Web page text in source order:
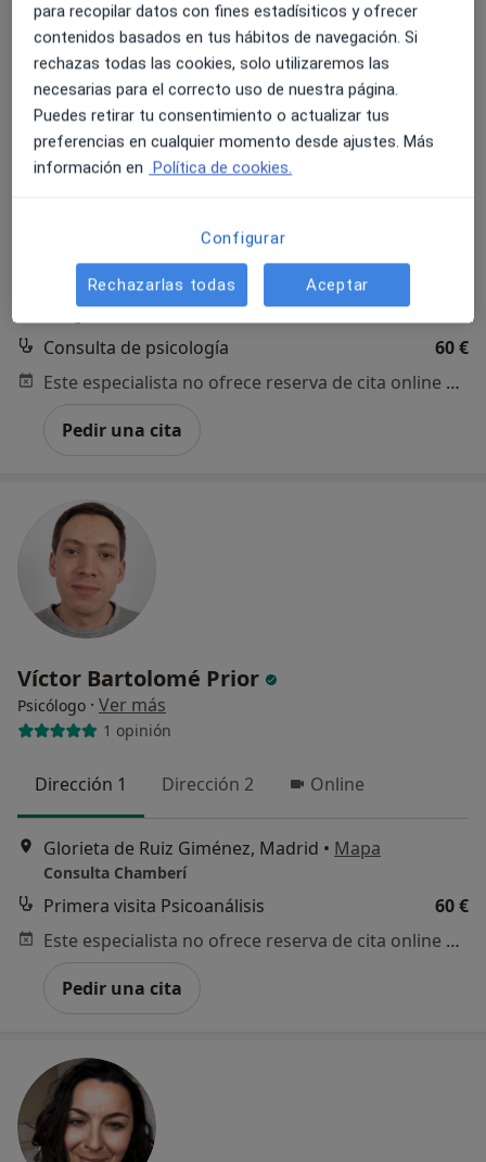
Opción de pago online
Pedro Urbina Urquijo
Psicólogo·Ver más
91 opiniones
Calle del Doce de Octubre 32, Madrid •Mapa
Integral Balance
Consulta de psicología
60 €
Este especialista no ofrece reserva de cita online en esta dirección.
Pedir una cita
Víctor Bartolomé Prior
Psicólogo · Ver más
1 opinión
Dirección 1 Dirección 2 Online
Glorieta de Ruiz Giménez, Madrid • Mapa
Consulta Chamberí
Primera visita Psicoanálisis
60 €
Este especialista no ofrece reserva de cita online en esta dirección.
Pedir una cita
para recopilar datos con fines estadísiticos y ofrecer
contenidos basados en tus hábitos de navegación. Si
rechazas todas las cookies, solo utilizaremos las
necesarias para el correcto uso de nuestra página.
Puedes retirar tu consentimiento o actualizar tus
preferencias en cualquier momento desde ajustes. Más
información en Política de cookies.
Configurar
Rechazarlas todas Aceptar